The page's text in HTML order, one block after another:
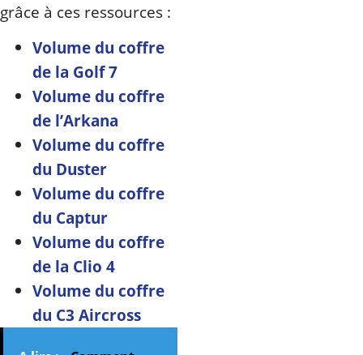
grâce à ces ressources :
Volume du coffre
de la Golf 7
Volume du coffre
de l’Arkana
Volume du coffre
du Duster
Volume du coffre
du Captur
Volume du coffre
de la Clio 4
Volume du coffre
du C3 Aircross